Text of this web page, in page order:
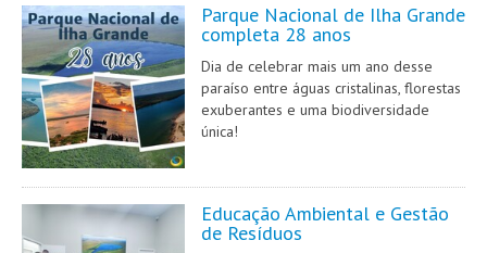
Parque Nacional de Ilha Grande
completa 28 anos
Dia de celebrar mais um ano desse
paraíso entre águas cristalinas, florestas
exuberantes e uma biodiversidade
única!
Educação Ambiental e Gestão
de Resíduos